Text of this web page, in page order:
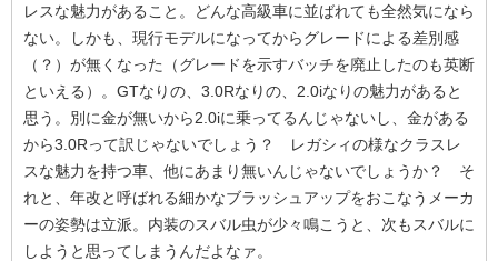
レスな魅力があること。どんな高級車に並ばれても全然気になら
ない。しかも、現行モデルになってからグレードによる差別感
（？）が無くなった（グレードを示すバッチを廃止したのも英断
といえる）。GTなりの、3.0Rなりの、2.0iなりの魅力があると
思う。別に金が無いから2.0iに乗ってるんじゃないし、金がある
から3.0Rって訳じゃないでしょう？ レガシィの様なクラスレ
スな魅力を持つ車、他にあまり無いんじゃないでしょうか？ そ
れと、年改と呼ばれる細かなブラッシュアップをおこなうメーカ
ーの姿勢は立派。内装のスバル虫が少々鳴こうと、次もスバルに
しようと思ってしまうんだよなァ。